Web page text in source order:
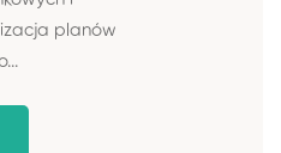
planów